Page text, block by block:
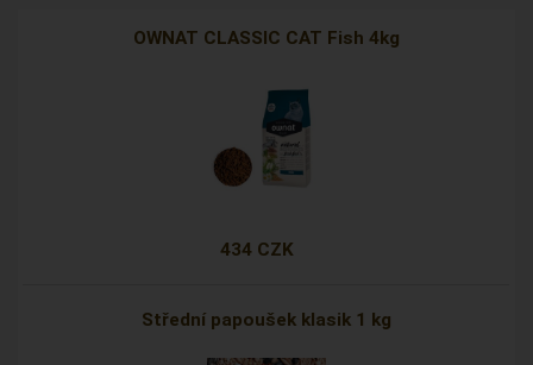
OWNAT CLASSIC CAT Fish 4kg
434 CZK
Střední papoušek klasik 1 kg